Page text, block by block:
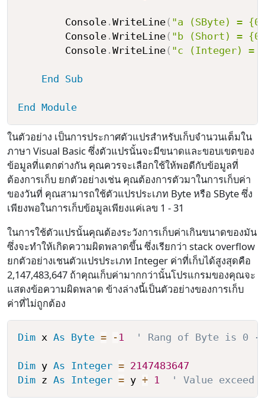
        Console
. WriteLine( "a (SByte) =
        Console
. WriteLine( "b (Short) =
        Console
. WriteLine( "c (Integer) =
End Sub
End Module
ในตัวอย่าง เป็นการประกาศตัวแปรสำหรับเก็บจำนวนเต็มใน
ภาษา Visual Basic ซึ่งตัวแปรนั้นจะมีขนาดและขอบเขตของ
ข้อมูลที่แตกต่างกัน คุณควรจะเลือกใช้ให้พอดีกับข้อมูลที่
ต้องการเก็บ ยกตัวอย่างเช่น คุณต้องการตัวมาในการเก็บค่า
ของวันที่ คุณสามารถใช้ตัวแปรประเภท Byte หรือ SByte ซึ่ง
เพียงพอในการเก็บข้อมูลเพียงแค่เลข 1 - 31
ในการใช้ตัวแปรนั้นคุณต้องระวังการเก็บค่าเกินขนาดของมัน
ซึ่งจะทำให้เกิดความผิดพลาดขึ้น ซึ่งเรียกว่า stack overflow
ยกตัวอย่างเชนตัวแปรประเภท Integer ค่าที่เก็บได้สูงสุดคือ
2,147,483,647 ถ้าคุณเก็บค่ามากกว่านั้นโปรแกรมของคุณจะ
แสดงข้อความผิดพลาด ข้างล่างนี้เป็นตัวอย่างของการเก็บ
ค่าที่ไม่ถูกต้อง
Dim x As Byte = - 1 ' Rang of Byte is 0 -
Dim y As Integer = 2147483647
Dim z As Integer = y + 1 ' Value exceed